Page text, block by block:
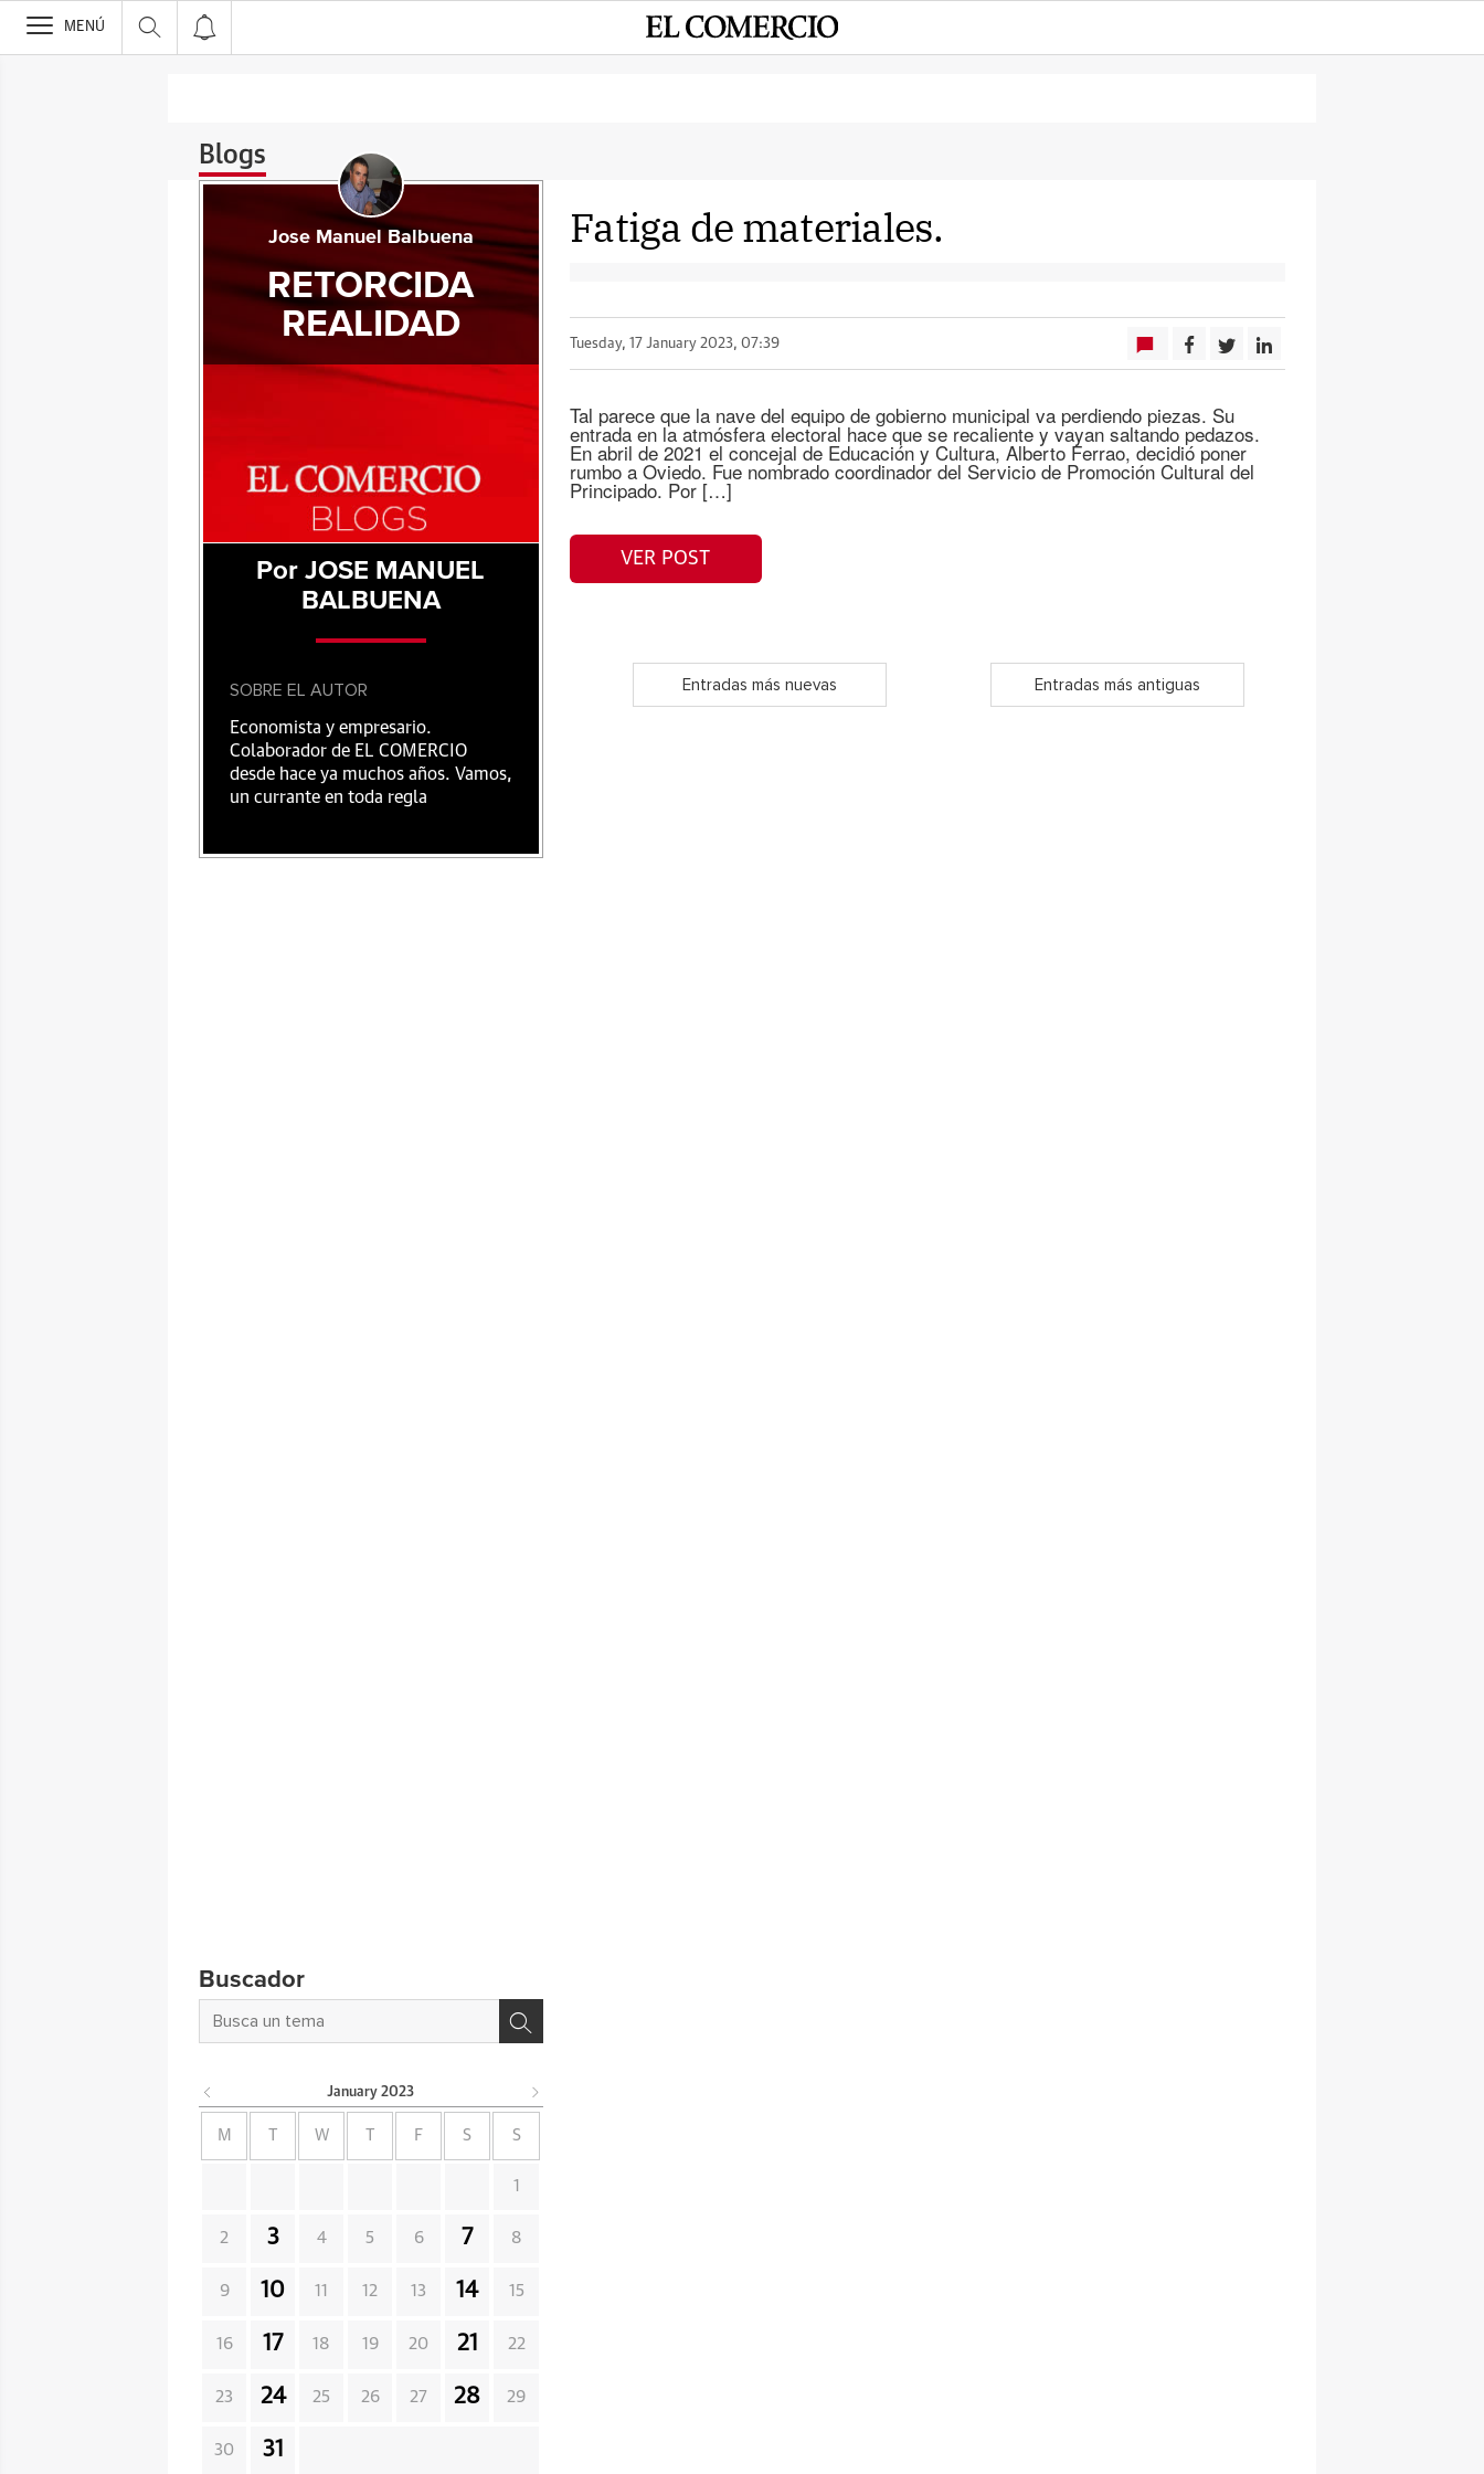
>
MENÚ
Blogs
Fatiga de materiales.
Tuesday, 17 January 2023, 07:39
Tal parece que la nave del equipo de gobierno municipal va perdiendo piezas. Su
entrada en la atmósfera electoral hace que se recaliente y vayan saltando pedazos.
En abril de 2021 el concejal de Educación y Cultura, Alberto Ferrao, decidió poner
rumbo a Oviedo. Fue nombrado coordinador del Servicio de Promoción Cultural del
Principado. Por […]
VER POST
Entradas más nuevas Entradas más antiguas
Jose Manuel Balbuena
RETORCIDA
REALIDAD
Por JOSE MANUEL
BALBUENA
SOBRE EL AUTOR
Economista y empresario.
Colaborador de EL COMERCIO
desde hace ya muchos años. Vamos,
un currante en toda regla
Buscador
January 2023
M W F S S
1
2 3 4 5 6 7 8
9 10 11 12 13 14 15
16 17 18 19 20 21 22
23 24 25 26 27 28 29
30 31